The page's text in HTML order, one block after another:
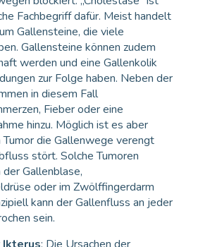
Fachbegriff dafür. Meist handelt
Gallensteine, die viele
Gallensteine können zudem
werden und eine Gallenkolik
zur Folge haben. Neben der
in diesem Fall
Fieber oder eine
hinzu. Möglich ist es aber
Tumor die Gallenwege verengt
stört. Solche Tumoren
der Gallenblase,
oder im Zwölffingerdarm
kann der Gallenfluss an jeder
sein.